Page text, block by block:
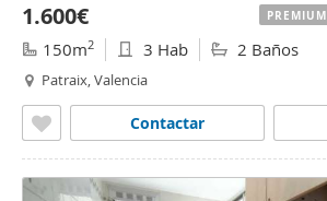
1.600€
150m2 3 Hab 2 Baños
Patraix, Valencia
Contactar
PREMIUM